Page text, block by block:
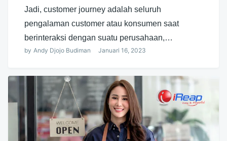
Jadi, customer journey adalah seluruh
pengalaman customer atau konsumen saat
berinteraksi dengan suatu perusahaan,…
by Andy Djojo Budiman Januari 16, 2023